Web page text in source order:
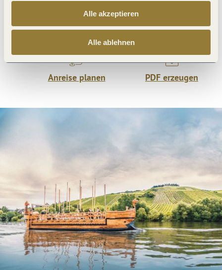
Alle akzeptieren
Alle ablehnen
Was möchtest du als nächstes tun?
Anreise planen PDF erzeugen